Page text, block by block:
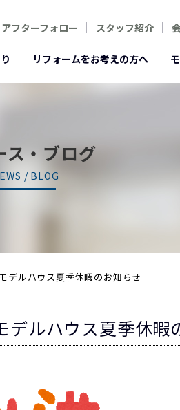
アフターフォロー スタッフ紹介
リフォームをお考えの方へ
ス・ブログ
/ BLOG
ルハウス夏季休暇のお知らせ
ルハウス夏季休暇